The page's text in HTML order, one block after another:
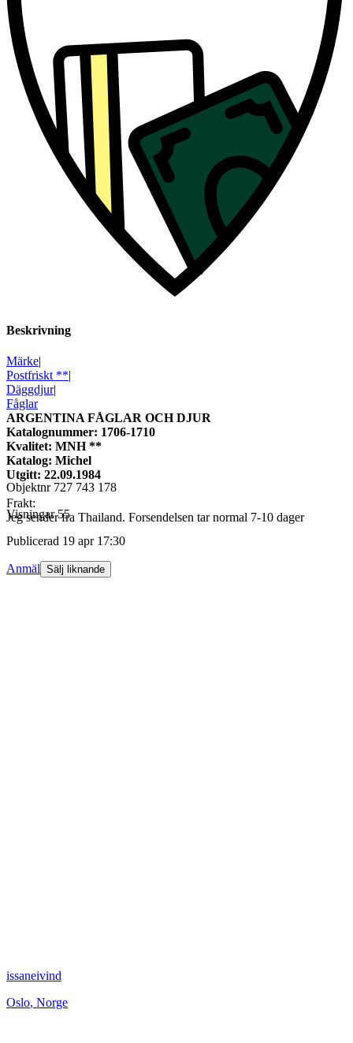
Beskrivning
Märke|
Postfriskt **|
Däggdjur|
Fåglar
ARGENTINA FÅGLAR OCH DJUR
Katalognummer: 1706-1710
Kvalitet: MNH **
Katalog: Michel
Utgitt: 22.09.1984
Frakt:
Jeg sender fra Thailand. Forsendelsen tar normal 7-10 dager
Objektnr 727 743 178
Visningar 55
Publicerad 19 apr 17:30
Anmäl Sälj liknande
issaneivind
Oslo, Norge